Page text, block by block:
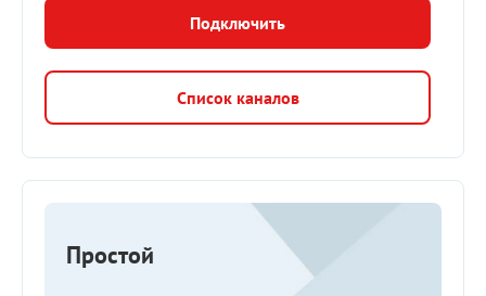
Подключить
Список каналов
Простой